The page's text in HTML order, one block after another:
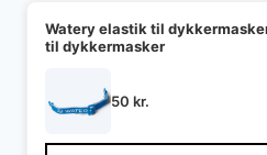
Watery elastik til
til dykkermasker
50 kr.